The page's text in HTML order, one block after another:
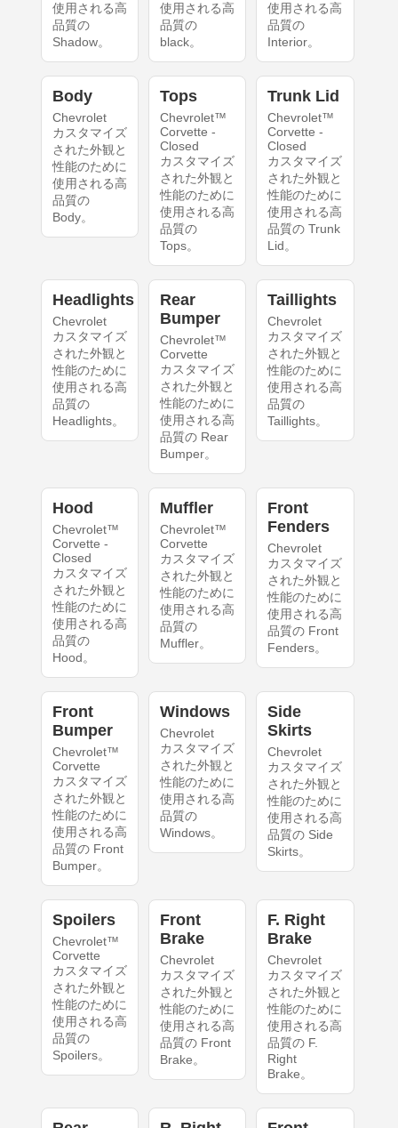
使用される高
品質の
Shadow。
使用される高
品質の
black。
使用される高
品質の
Interior。
Body
Chevrolet
カスタマイズ
された外観と
性能のために
使用される高
品質の
Body。
Tops
Chevrolet™
Corvette -
Closed
カスタマイズ
された外観と
性能のために
使用される高
品質の
Tops。
Trunk Lid
Chevrolet™
Corvette -
Closed
カスタマイズ
された外観と
性能のために
使用される高
品質の Trunk
Lid。
Headlights
Chevrolet
カスタマイズ
された外観と
性能のために
使用される高
品質の
Headlights。
Rear
Bumper
Chevrolet™
Corvette
カスタマイズ
された外観と
性能のために
使用される高
品質の Rear
Bumper。
Taillights
Chevrolet
カスタマイズ
された外観と
性能のために
使用される高
品質の
Taillights。
Hood
Chevrolet™
Corvette -
Closed
カスタマイズ
された外観と
性能のために
使用される高
品質の
Hood。
Muffler
Chevrolet™
Corvette
カスタマイズ
された外観と
性能のために
使用される高
品質の
Muffler。
Front
Fenders
Chevrolet
カスタマイズ
された外観と
性能のために
使用される高
品質の Front
Fenders。
Front
Bumper
Chevrolet™
Corvette
カスタマイズ
された外観と
性能のために
使用される高
品質の Front
Bumper。
Windows
Chevrolet
カスタマイズ
された外観と
性能のために
使用される高
品質の
Windows。
Side
Skirts
Chevrolet
カスタマイズ
された外観と
性能のために
使用される高
品質の Side
Skirts。
Spoilers
Chevrolet™
Corvette
カスタマイズ
された外観と
性能のために
使用される高
品質の
Spoilers。
Front
Brake
Chevrolet
カスタマイズ
された外観と
性能のために
使用される高
品質の Front
Brake。
F. Right
Brake
Chevrolet
カスタマイズ
された外観と
性能のために
使用される高
品質の F.
Right
Brake。